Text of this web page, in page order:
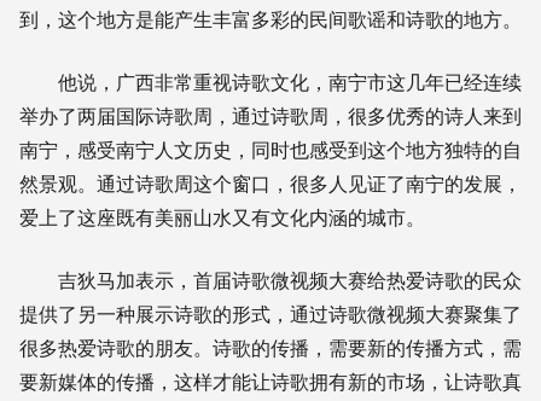
到，这个地方是能产生丰富多彩的民间歌谣和诗歌的地方。
他说，广西非常重视诗歌文化，南宁市这几年已经连续
举办了两届国际诗歌周，通过诗歌周，很多优秀的诗人来到
南宁，感受南宁人文历史，同时也感受到这个地方独特的自
然景观。通过诗歌周这个窗口，很多人见证了南宁的发展，
爱上了这座既有美丽山水又有文化内涵的城市。
吉狄马加表示，首届诗歌微视频大赛给热爱诗歌的民众
提供了另一种展示诗歌的形式，通过诗歌微视频大赛聚集了
很多热爱诗歌的朋友。诗歌的传播，需要新的传播方式，需
要新媒体的传播，这样才能让诗歌拥有新的市场，让诗歌真